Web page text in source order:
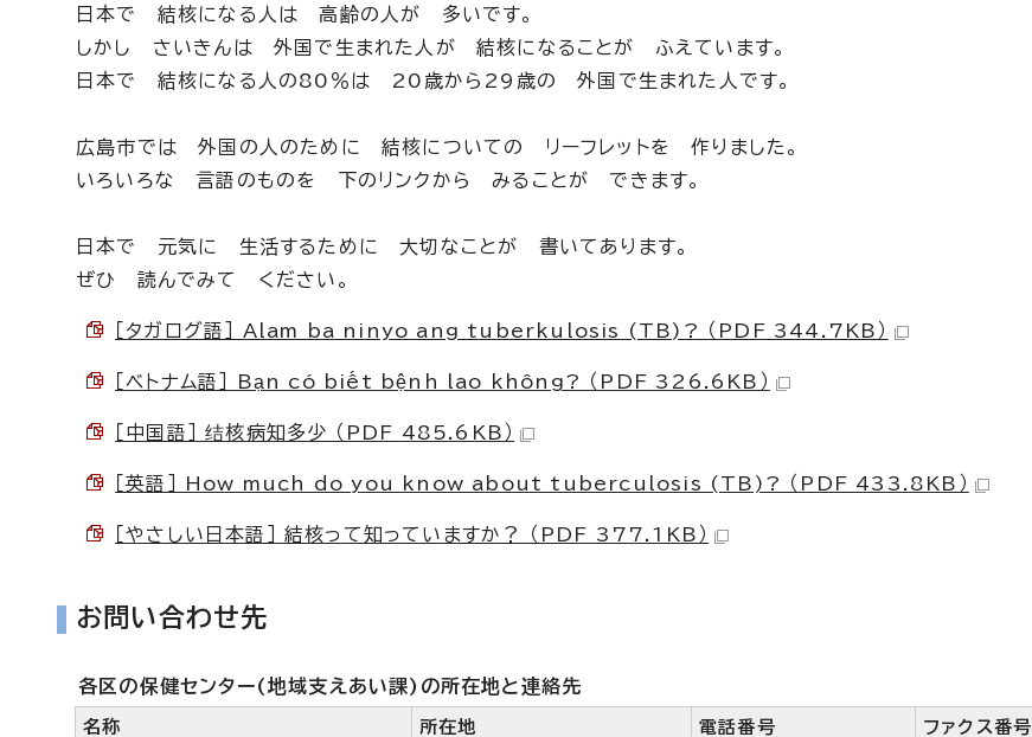
日本で 結核になる人は 高齢の人が 多いです。
しかし さいきんは 外国で生まれた人が 結核になることが ふえています。
日本で 結核になる人の80％は 20歳から29歳の 外国で生まれた人です。
広島市では 外国の人のために 結核についての リーフレットを 作りました。
いろいろな 言語のものを 下のリンクから みることが できます。
日本で 元気に 生活するために 大切なことが 書いてあります。
ぜひ 読んでみて ください。
［タガログ語］ Alam ba ninyo ang tuberkulosis (TB)? （PDF 344.7KB）
［ベトナム語］ Bạn có biết bệnh lao không? （PDF 326.6KB）
［中国語］ 结核病知多少 （PDF 485.6KB）
［英語］ How much do you know about tuberculosis (TB)? （PDF 433.8KB）
［やさしい日本語］ 結核って知っていますか？ （PDF 377.1KB）
お問い合わせ先
各区の保健センター(地域支えあい課)の所在地と連絡先
名称 所在地 電話番号 ファクス番号